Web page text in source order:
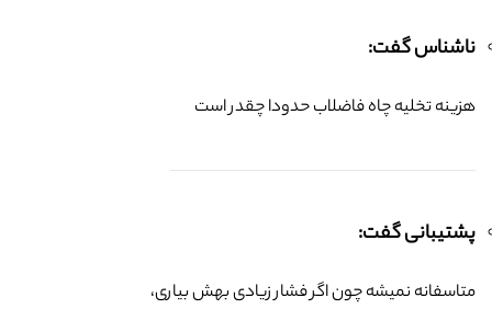
ناشناس گفت:
هزینه تخلیه چاه فاضلاب حدودا چقدر است
پشتیبانی گفت:
متاسفانه نمیشه چون اگر فشار زیادی بهش بیاری،